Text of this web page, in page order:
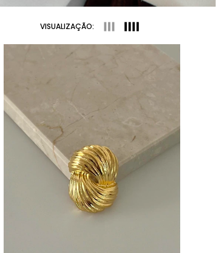
VISUALIZAÇÃO: